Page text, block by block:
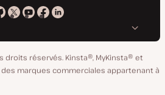
Kinsta
X
Kinsta
YouTube
Kinsta
Facebook
Kinsta
LinkedIn
droits réservés. Kinsta®, MyKinsta® et
marques commerciales appartenant à